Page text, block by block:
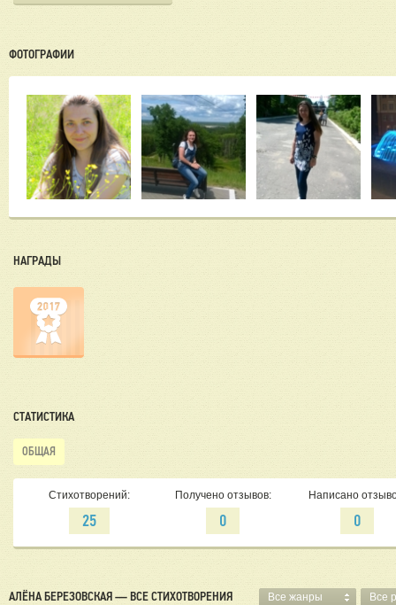
ФОТОГРАФИИ
НАГРАДЫ
СТАТИСТИКА
ОБЩАЯ
Стихотворений:
25
Получено отзывов:
0
Написано
0
АЛЁНА БЕРЕЗОВСКАЯ — ВСЕ СТИХОТВОРЕНИЯ Все жанры Все